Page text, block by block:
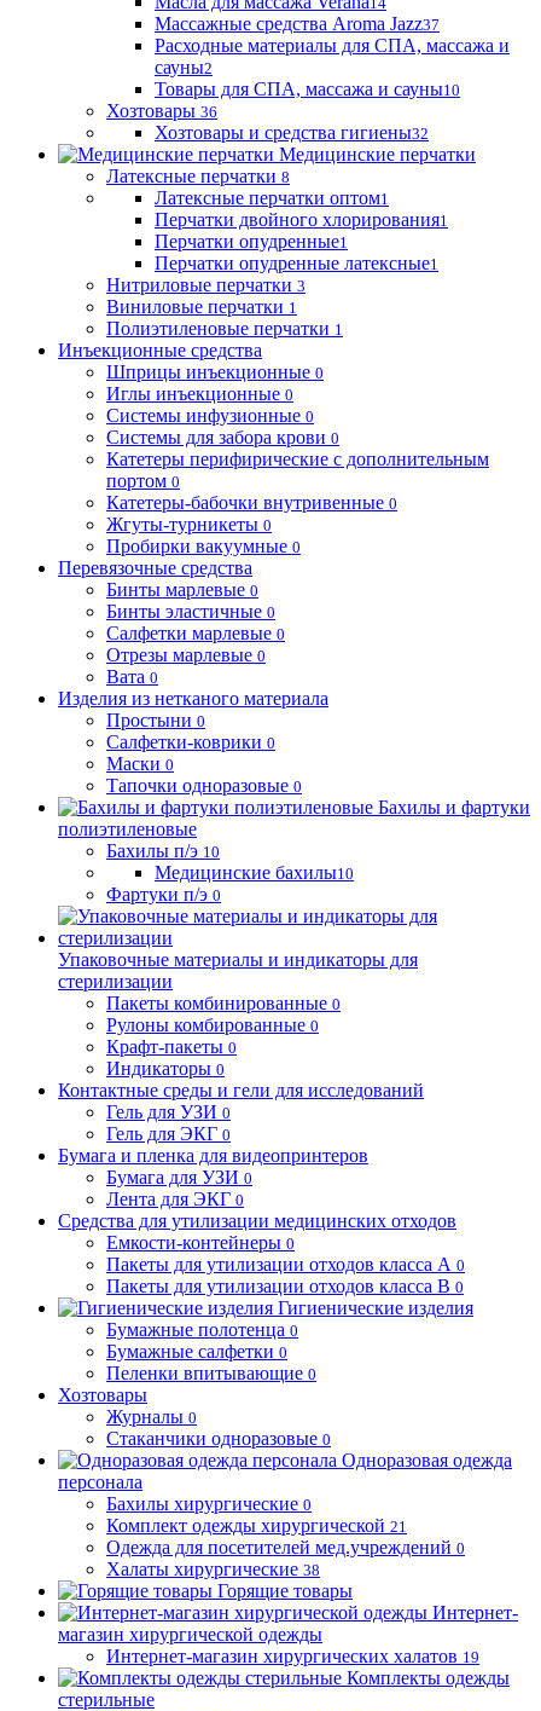
Массажные средства Aroma Jazz37
Расходные материалы для СПА, массажа и
сауны2
Товары для СПА, массажа и сауны10
Хозтовары 36
Хозтовары и средства гигиены32
Медицинские перчатки
Латексные перчатки 8
Латексные перчатки оптом1
Перчатки двойного хлорирования1
Перчатки опудренные1
Перчатки опудренные латексные1
Нитриловые перчатки 3
Виниловые перчатки 1
Полиэтиленовые перчатки 1
Инъекционные средства
Шприцы инъекционные 0
Иглы инъекционные 0
Системы инфузионные 0
Системы для забора крови 0
Катетеры перифирические с дополнительным
портом 0
Катетеры-бабочки внутривенные 0
Жгуты-турникеты 0
Пробирки вакуумные 0
Перевязочные средства
Бинты марлевые 0
Бинты эластичные 0
Салфетки марлевые 0
Отрезы марлевые 0
Вата 0
Изделия из нетканого материала
Простыни 0
Салфетки-коврики 0
Маски 0
Тапочки одноразовые 0
Бахилы и фартуки
полиэтиленовые
Бахилы п/э 10
Медицинские бахилы10
Фартуки п/э 0
Упаковочные материалы и индикаторы для
стерилизации
Пакеты комбинированные 0
Рулоны комбированные 0
Крафт-пакеты 0
Индикаторы 0
Контактные среды и гели для исследований
Гель для УЗИ 0
Гель для ЭКГ 0
Бумага и пленка для видеопринтеров
Бумага для УЗИ 0
Лента для ЭКГ 0
Средства для утилизации медицинских отходов
Емкости-контейнеры 0
Пакеты для утилизации отходов класса А 0
Пакеты для утилизации отходов класса В 0
Гигиенические изделия
Бумажные полотенца 0
Бумажные салфетки 0
Пеленки впитывающие 0
Хозтовары
Журналы 0
Стаканчики одноразовые 0
Одноразовая одежда
персонала
Бахилы хирургические 0
Комплект одежды хирургической 21
Одежда для посетителей мед.учреждений 0
Халаты хирургические 38
Горящие товары
Интернет-
магазин хирургической одежды
Интернет-магазин хирургических халатов 19
Комплекты одежды
стерильные